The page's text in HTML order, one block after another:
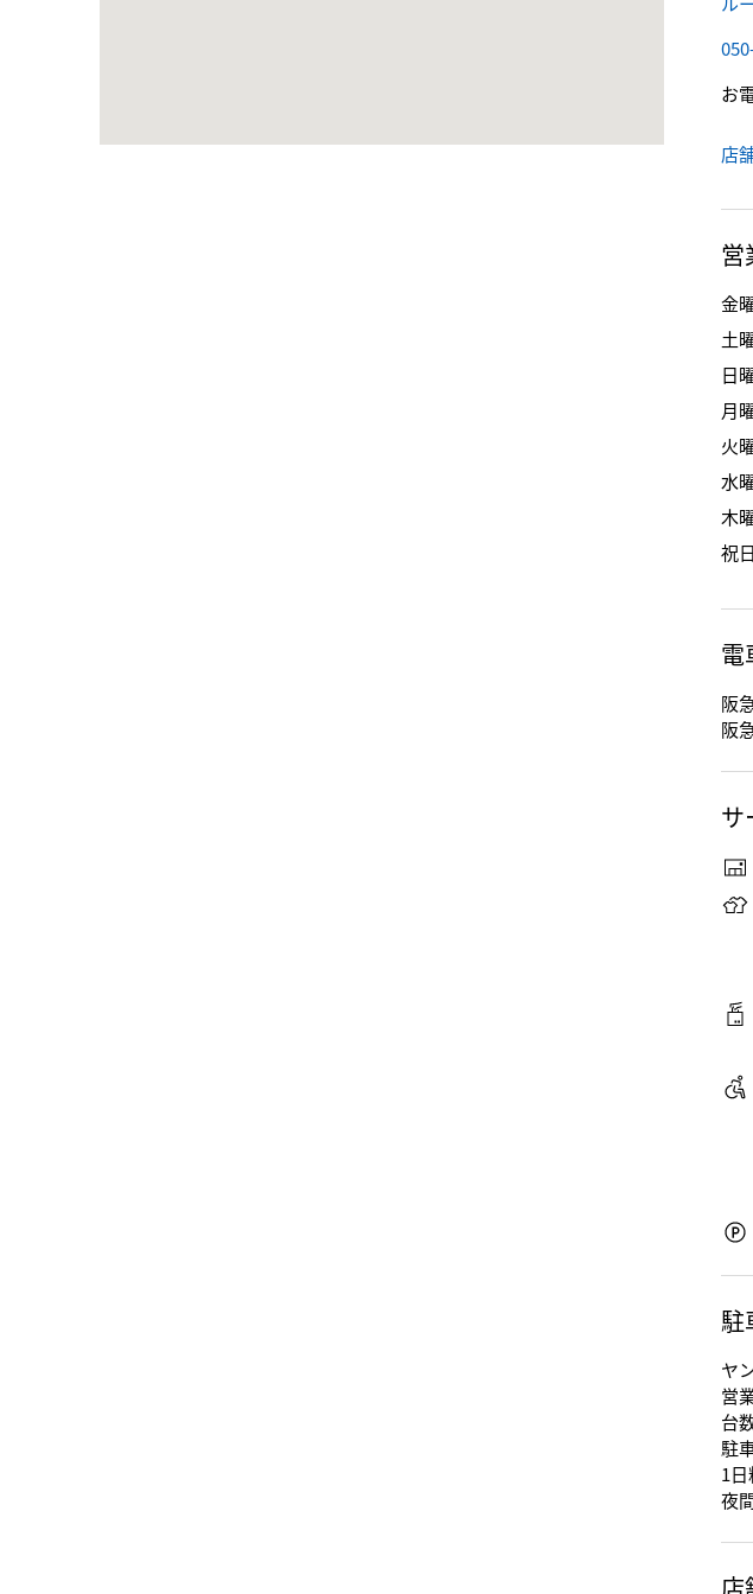
お
店
営
金
土
日
月
火
水
木
祝日
電
阪
阪
サ
駐
ヤ
営
台
駐
1
夜